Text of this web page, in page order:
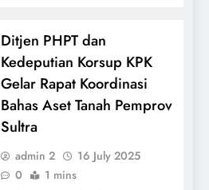
Ditjen PHPT dan
Kedeputian Korsup KPK
Gelar Rapat Koordinasi
Bahas Aset Tanah Pemprov
Sultra
admin 2
16 July 2025
0
1 mins